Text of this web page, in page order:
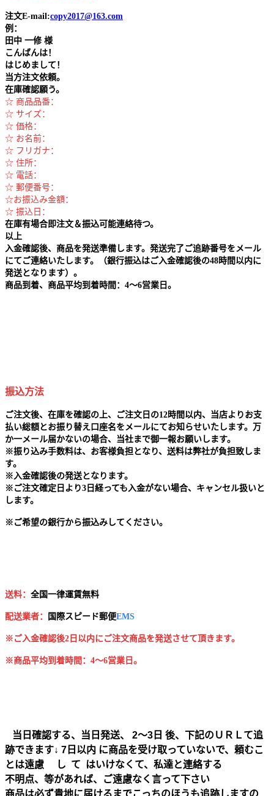
注文E-mail:copy2017@163.com
例：
田中 一修 様
こんばんは！
はじめまして！
当方注文依頼。
在庫確認願う。
☆ 商品品番：
☆ サイズ：
☆ 価格：
☆ お名前：
☆ フリガナ：
☆ 住所：
☆ 電話：
☆ 郵便番号：
☆お振込み金額：
☆ 振込日：
在庫有場合即注文＆振込可能連絡待つ。
以上
入金確認後、商品を発送準備します。発送完了ご追跡番号をメール
にてご連絡いたします。（銀行振込はご入金確認後の48時間以内に
発送となります）。
商品到着、商品平均到着時間：4～6営業日。
振込方法
ご注文後、在庫を確認の上、ご注文日の12時間以内、当店よりお支
払い総額とお振り替え口座名をメールにてお知らせいたします。万
か一メール届かないの場合、当社まで御一報お願いします。
※振り込み手数料は、お客様負担となり、送料は弊社が負担致しま
す。
※ 入金確認後の発送となります。
※ ご注文確定日より3日経っても入金がない場合、キャンセル扱いと
します。
※ ご希望の銀行から振込みしてください。
送料： 全国一律運賃無料
配送業者： 国 際スピード郵便EMS
※ご入金確認後2日以内にご注文商品を発送させて頂きます。
※商品平均到着時間：4～6営業日。
当日確認する、当日発送、 2～3日 後、下記のＵＲＬて追
跡できます↓ 7日以内 に商品を受け取っていないで、頼むこ
とは遠慮 し て はいけなくて、私達と連絡する
不明点、等があれば、ご遠慮なく言って下さい
商品は必ず貴地に届けるまでこっちのほうも追跡しますの